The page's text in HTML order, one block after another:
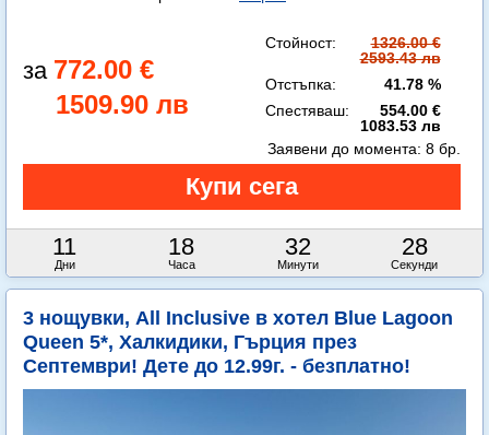
772.00 €
1509.90 лв
Стойност:
1326.00 €
2593.43 лв
Отстъпка:
41.78 %
Спестяваш:
554.00 €
1083.53 лв
11
Дни
18
Часа
32
Минути
26
Секунди
Заявени до момента: 8 бр.
3 нощувки, All Inclusive в хотел Blue Lagoon
Queen 5*, Халкидики, Гърция през
Септември! Дете до 12.99г. - безплатно!